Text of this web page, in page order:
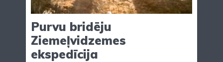
Purvu bridēju
Ziemeļvidzemes
ekspedīcija